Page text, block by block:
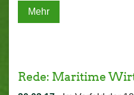
Mehr
Rede: Maritime